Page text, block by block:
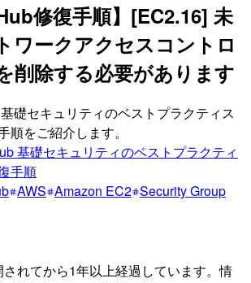
修復手順】[EC2.16] 未
ワークアクセスコントロ
削除する必要があります
礎セキュリティのベストプラクティス
順をご紹介します。
基礎セキュリティのベストプラクティ
手順
AWS Amazon EC2 Security Group
されてから1年以上経過しています。情